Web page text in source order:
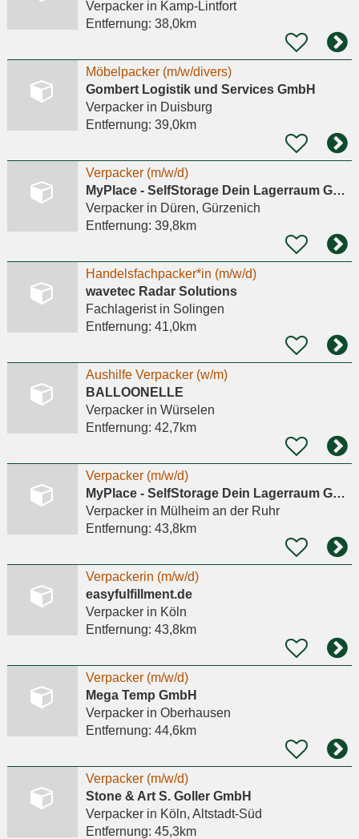
Verpackerin Kamp-Lintfort
Entfernung: 38,0km
Möbelpacker (m/w/divers)
Gombert Logistik und Services GmbH
Verpackerin Duisburg
Entfernung: 39,0km
Verpacker (m/w/d)
MyPlace - SelfStorage Dein Lagerraum GmbH
Verpackerin Düren, Gürzenich
Entfernung: 39,8km
Handelsfachpacker*in (m/w/d)
wavetec Radar Solutions
Fachlageristin Solingen
Entfernung: 41,0km
Aushilfe Verpacker (w/m)
BALLOONELLE
Verpackerin Würselen
Entfernung: 42,7km
Verpacker (m/w/d)
MyPlace - SelfStorage Dein Lagerraum GmbH
Verpackerin Mülheim an der Ruhr
Entfernung: 43,8km
Verpackerin (m/w/d)
easyfulfillment.de
Verpackerin Köln
Entfernung: 43,8km
Verpacker (m/w/d)
Mega Temp GmbH
Verpackerin Oberhausen
Entfernung: 44,6km
Verpacker (m/w/d)
Stone & Art S. Goller GmbH
Verpackerin Köln, Altstadt-Süd
Entfernung: 45,3km